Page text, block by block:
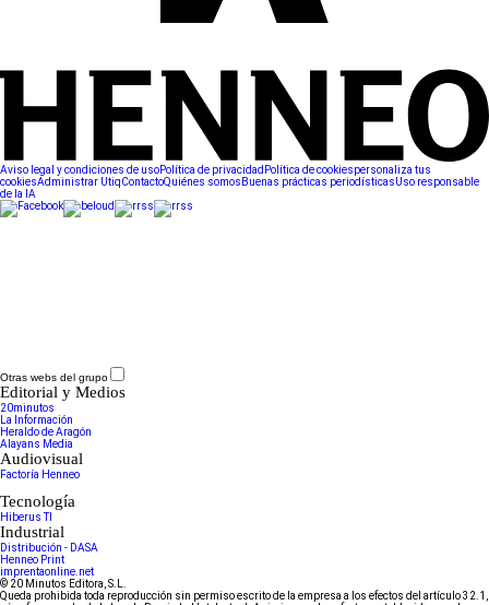
Aviso legal y condiciones de usoPolítica de privacidad Política de cookiespersonaliza tus
cookiesAdministrar UtiqContactoQuiénes somos Buenas prácticas periodísticasUso responsable
de la IA
Otras webs del grupo
Editorial y Medios
20minutos
La Información
Heraldo de Aragón
Alayans Media
Audiovisual
Factoría Henneo
Tecnología
Hiberus TI
Industrial
Distribución - DASA
Henneo Print
imprentaonline.net
© 20 Minutos Editora, S.L.
Queda prohibida toda reproducción sin permiso escrito de la empresa a los efectos del artículo 32.1,